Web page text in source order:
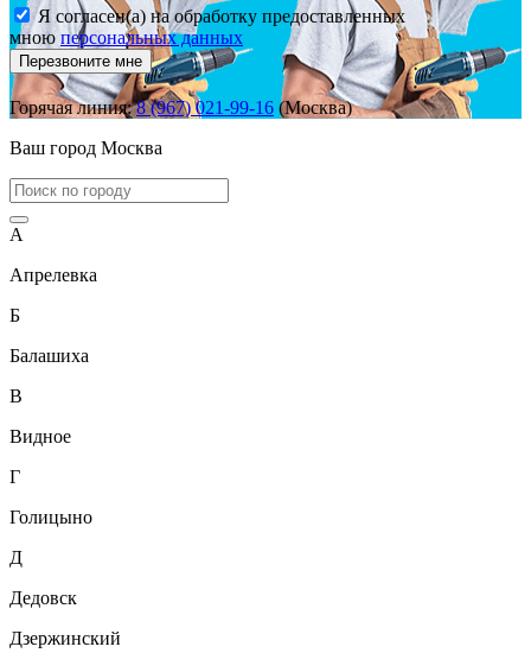
Я согласен(а) на обработку предоставленных
мною персональных данных
Перезвоните мне
Горячая линия:8 (967) 021-99-16 (Москва)
Ваш город Москва
А
Апрелевка
Б
Балашиха
В
Видное
Г
Голицыно
Д
Дедовск
Дзержинский